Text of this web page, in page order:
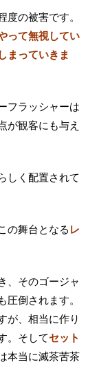
の被害です。
って無視してい
まっていきま
フラッシャーは
が観客にも与え
しく配置されて
の舞台となる レ
、そのゴージャ
圧倒されます。
が、相当に作り
。そしてセット
本当に滅茶苦茶